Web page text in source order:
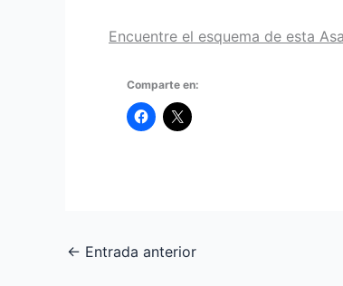
Encuentre el esquema de esta
Comparte en:
← Entrada anterior